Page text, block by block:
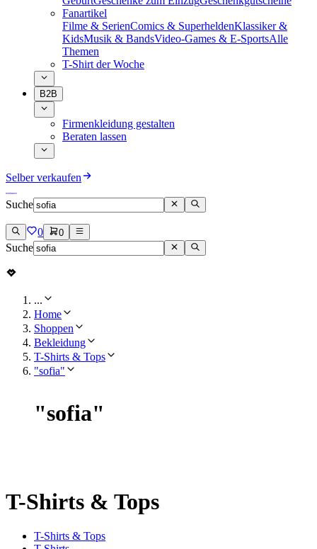
Fanartikel
Filme & SerienComics & SuperheldenKlassiker &
KidsMusik & BandsVideo-Games & E-SportsAlle
Themen
T-Shirt der Woche
B2B
Firmenkleidung gestalten
Beraten lassen
Selber verkaufen
Suche
0 0
Suche
...
Home
Shoppen
Bekleidung
T-Shirts & Tops
"sofia"
"sofia"
T-Shirts & Tops
T-Shirts & Tops